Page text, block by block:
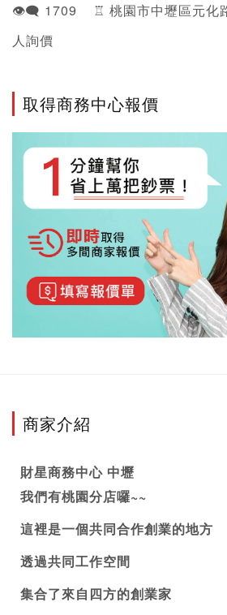
👁️‍🗨️ 1709 ♖ 桃園市中壢區元化
人詢價
取得商務中心報價
商家介紹
財星商務中心 中壢
我們有桃園分店囉~~
這裡是一個共同合作創業的地方
透過共同工作空間
集合了來自四方的創業家